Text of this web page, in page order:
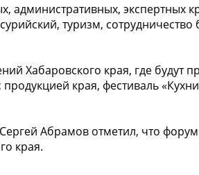
административных, экспертных
туризм,
Хабаровского края, где будут
края, фестиваль
Абрамов отметил, что
края.